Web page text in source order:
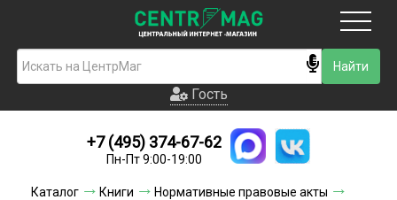
Гость
Новинки
Условия доставки
Гость
+7 (495) 374-67-62
Пн-Пт 9:00-19:00
Каталог Книги
Нормативные правовые акты